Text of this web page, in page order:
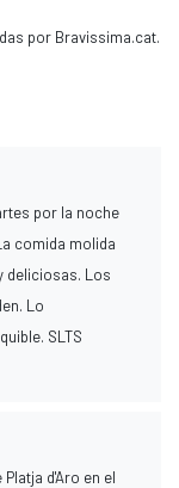
por Bravissima.cat.
por la noche
comida molida
deliciosas. Los
Lo
SLTS
d'Aro en el